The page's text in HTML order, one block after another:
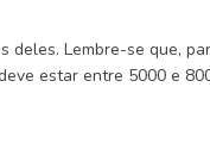
deles. Lembre-se que,
estar entre 5000 e